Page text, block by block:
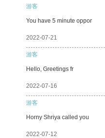
游客
You have 5 minute oppor
2022-07-21
游客
Hello, Greetings fr
2022-07-16
游客
Horny Shriya called you
2022-07-12